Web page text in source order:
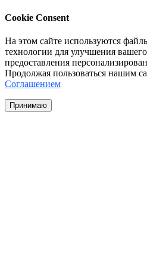
Cookie Consent
На этом сайте используются
технологии для улучшения
предоставления
Продолжая пользоваться нашим
Соглашением
Принимаю